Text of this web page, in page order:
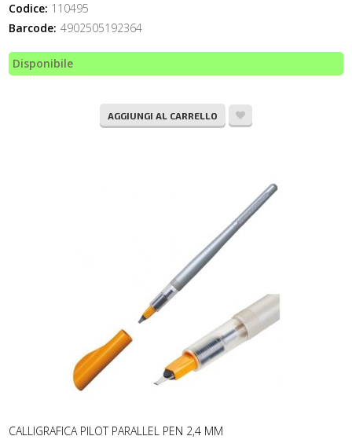
Codice: 110495
Barcode: 4902505192364
Disponibile
AGGIUNGI AL CARRELLO
CALLIGRAFICA PILOT PARALLEL PEN 2,4 MM